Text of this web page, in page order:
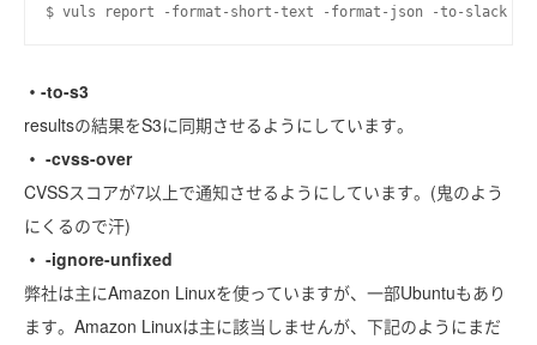
$ vuls report -format-short-text -format-json -to-slack -
・-to-s3
resultsの結果をS3に同期させるようにしています。
・ -cvss-over
CVSSスコアが7以上で通知させるようにしています。(鬼のよう
にくるので汗)
・ -ignore-unfixed
弊社は主にAmazon Linuxを使っていますが、一部Ubuntuもあり
ます。Amazon Linuxは主に該当しませんが、下記のようにまだ